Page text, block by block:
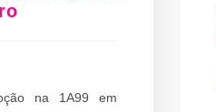
na 1A99 em